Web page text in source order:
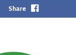
Share